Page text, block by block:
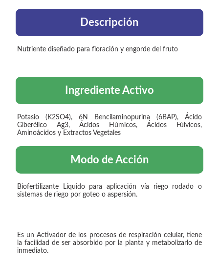
Descripción
Nutriente diseñado para floración y engorde del fruto
Ingrediente Activo
Potasio (K2SO4), 6N Bencilaminopurina (6BAP), Ácido
Giberélico Ag3, Ácidos Húmicos, Ácidos Fúlvicos,
Aminoácidos y Extractos Vegetales
Modo de Acción
Biofertilizante Líquido para aplicación vía riego rodado o
sistemas de riego por goteo o aspersión.
Es un Activador de los procesos de respiración celular, tiene
la facilidad de ser absorbido por la planta y metabolizarlo de
inmediato.